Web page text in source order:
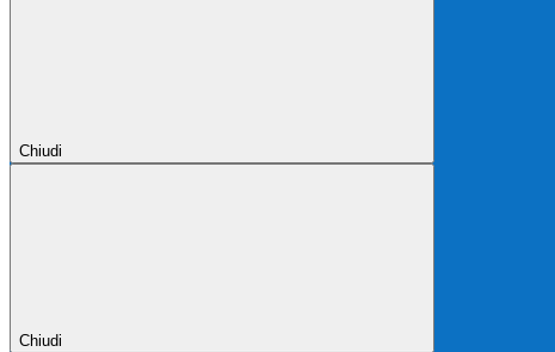
Chiudi
Chiudi